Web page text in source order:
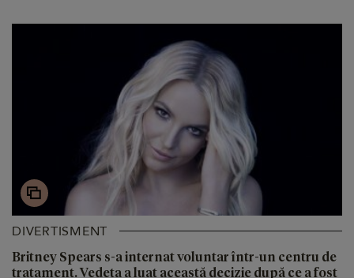
DIVERTISMENT
Britney Spears s-a internat voluntar într-un centru de
tratament. Vedeta a luat această decizie după ce a fost